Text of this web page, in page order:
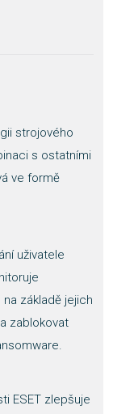
strojového
s ostatními
ve formě
uživatele
základě jejich
zablokovat
ESET zlepšuje